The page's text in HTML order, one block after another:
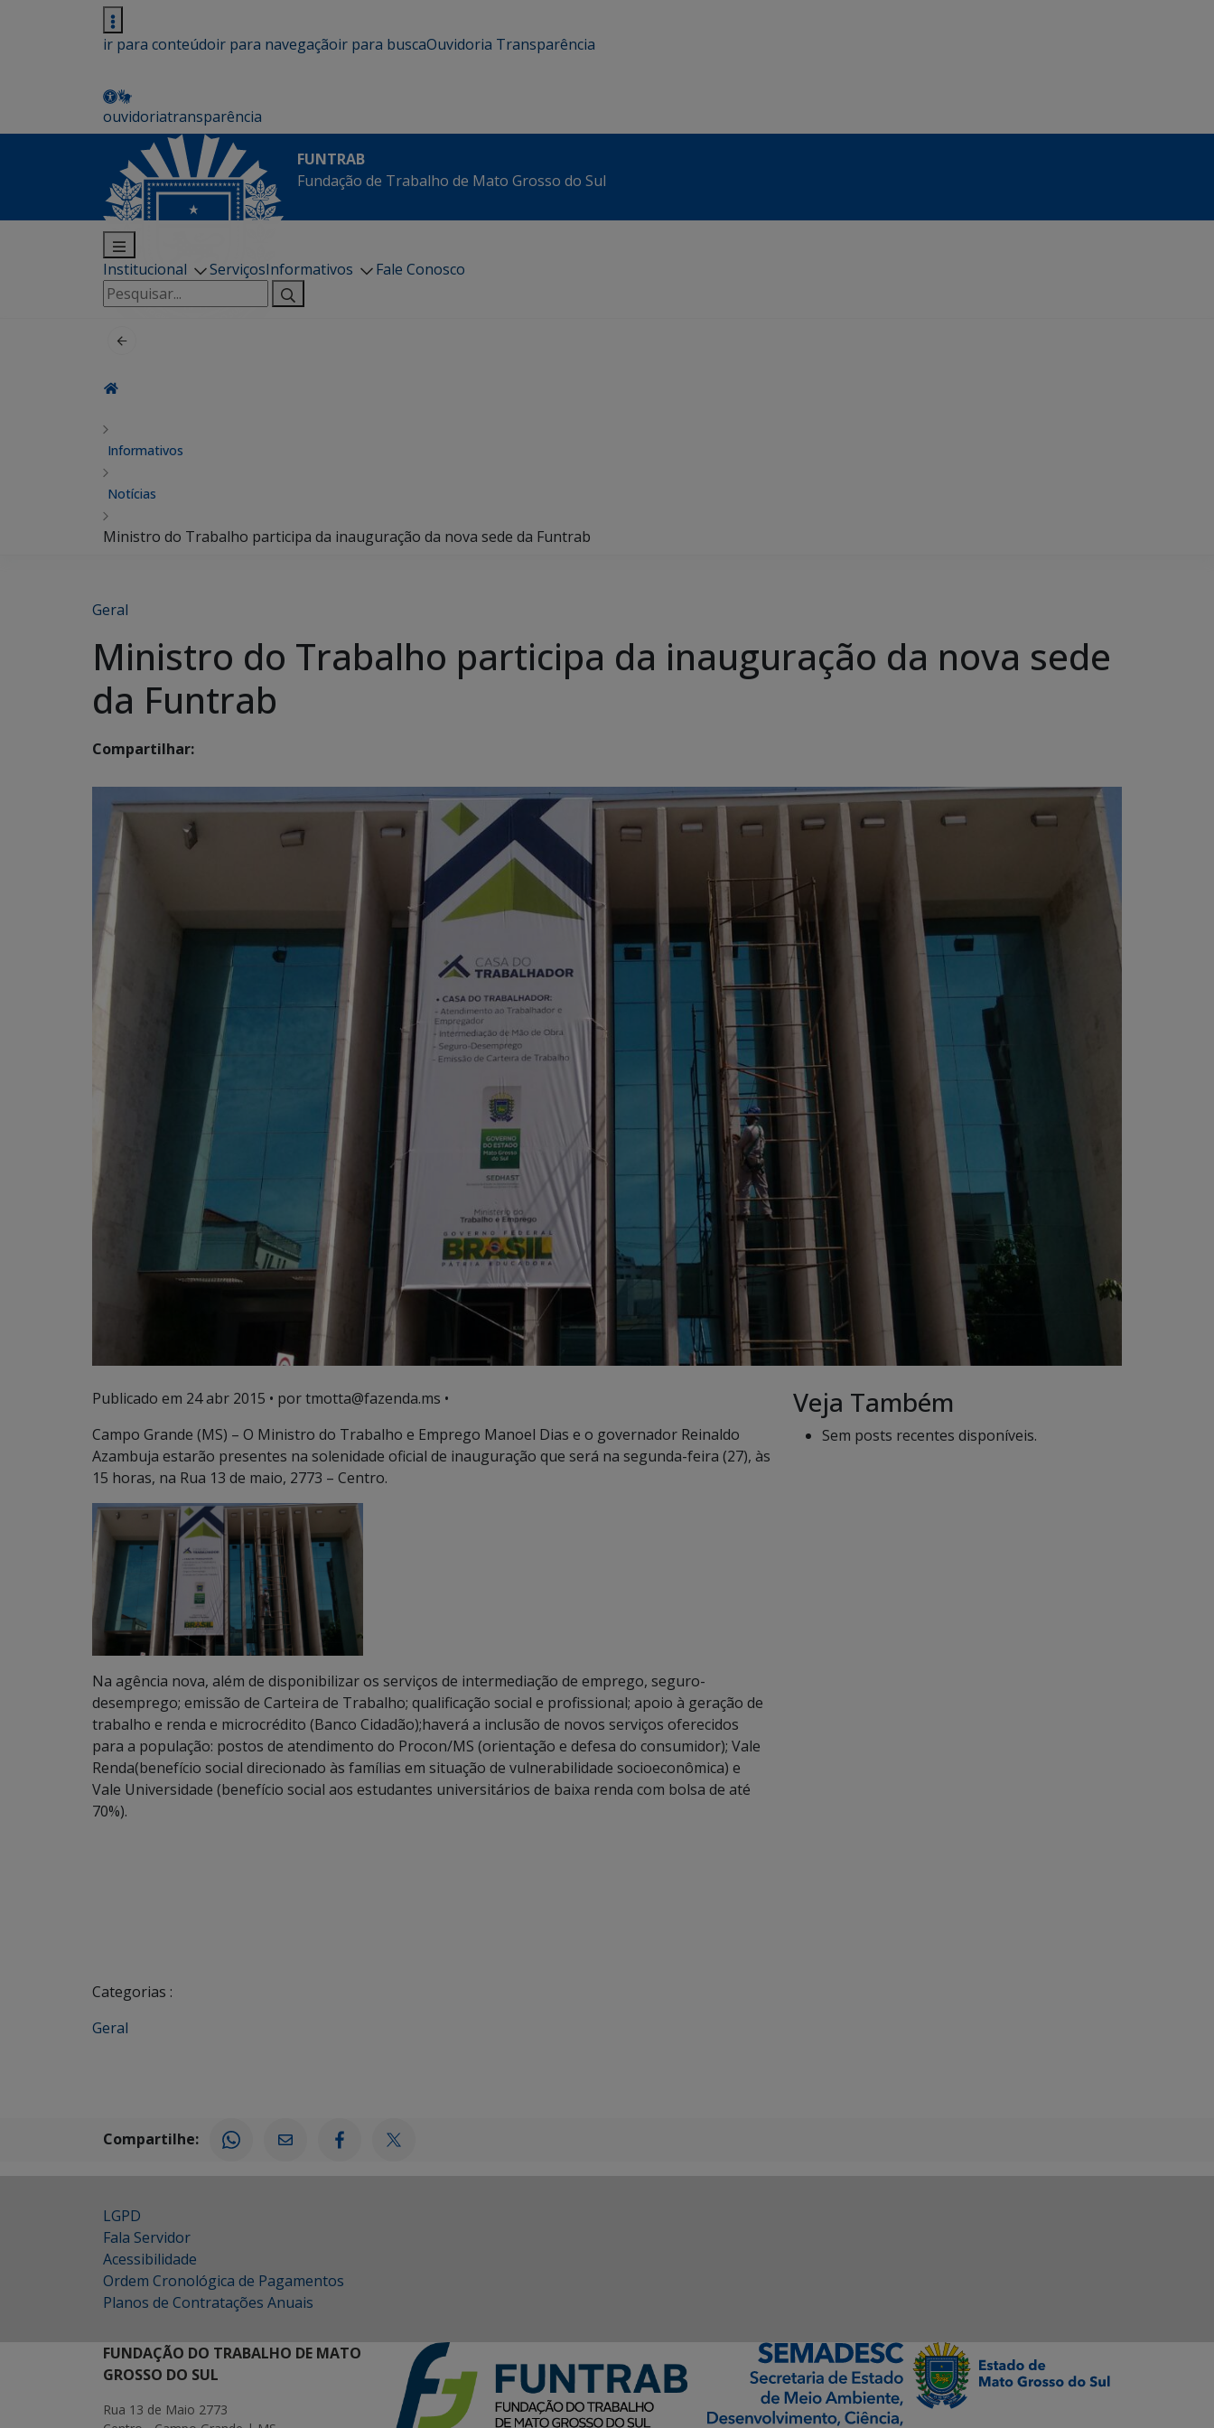
ir para conteúdoir para navegaçãoir para buscaOuvidoria Transparência
ouvidoriatransparência
FUNTRAB
Fundação de Trabalho de Mato Grosso do Sul
Institucional ServiçosInformativos
Fale Conosco
Pesquisar
por:
Informativos
Notícias
Ministro do Trabalho participa da inauguração da nova sede da Funtrab
Geral
Ministro do Trabalho participa da inauguração da nova sede
da Funtrab
Compartilhar:
Publicado em 24 abr 2015 • por tmotta@fazenda.ms •
Campo Grande (MS) – O Ministro do Trabalho e Emprego Manoel Dias e o governador Reinaldo
Azambuja estarão presentes na solenidade oficial de inauguração que será na segunda-feira (27), às
15 horas, na Rua 13 de maio, 2773 – Centro.
Na agência nova, além de disponibilizar os serviços de intermediação de emprego, seguro-
desemprego; emissão de Carteira de Trabalho; qualificação social e profissional; apoio à geração de
trabalho e renda e microcrédito (Banco Cidadão);haverá a inclusão de novos serviços oferecidos
para a população: postos de atendimento do Procon/MS (orientação e defesa do consumidor); Vale
Renda(benefício social direcionado às famílias em situação de vulnerabilidade socioeconômica) e
Vale Universidade (benefício social aos estudantes universitários de baixa renda com bolsa de até
70%).
Categorias :
Geral
Veja Também
Sem posts recentes disponíveis.
Compartilhe:
LGPD
Fala Servidor
Acessibilidade
Ordem Cronológica de Pagamentos
Planos de Contratações Anuais
FUNDAÇÃO DO TRABALHO DE MATO
GROSSO DO SUL
Rua 13 de Maio 2773